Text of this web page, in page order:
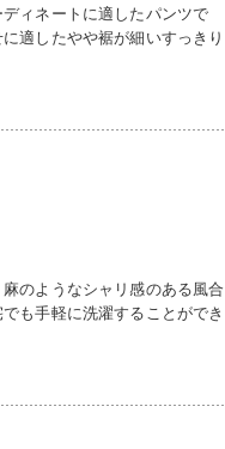
ィネートに適したパンツで
適したやや裾が細いすっきり
のようなシャリ感のある風合
も手軽に洗濯することができ